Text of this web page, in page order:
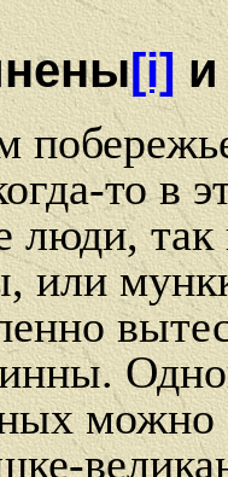
[i]и
то в
люди, так
или
можно